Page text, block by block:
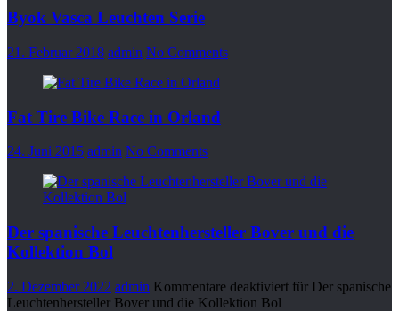
Byok Vasca Leuchten Serie
21. Februar 2018 admin No Comments
Fat Tire Bike Race in Orland
24. Juni 2015 admin No Comments
Der spanische Leuchtenhersteller Bover und die
Kollektion Bol
2. Dezember 2022 admin Kommentare deaktiviert für Der spanische
Leuchtenhersteller Bover und die Kollektion Bol